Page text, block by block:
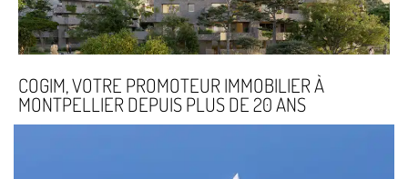
COGIM, VOTRE PROMOTEUR IMMOBILIER À
MONTPELLIER DEPUIS PLUS DE 20 ANS